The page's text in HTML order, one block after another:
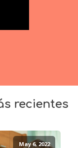
recientes
May 6, 2022